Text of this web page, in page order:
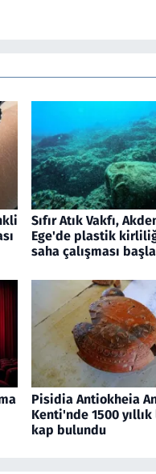
Sıfır Atık Vakfı,
Ege'de plastik
saha çalışması
Pisidia Antiokheia
Kenti'nde 1500
kap bulundu